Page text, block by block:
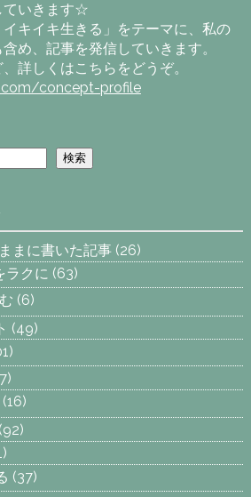
ていきます☆
キイキ生きる」をテーマに、私の
め、記事を発信していきます。
詳しくはこちらをどうぞ。
concept-profile
検索
まに書いた記事 (26)
ラクに (63)
(6)
(49)
(16)
(92)
(37)